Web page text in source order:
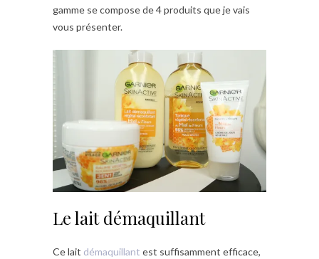
gamme se compose de 4 produits que je vais
vous présenter.
Le lait démaquillant
Ce lait démaquillant est suffisamment efficace,